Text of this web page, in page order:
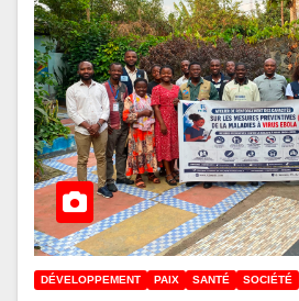
DÉVELOPPEMENT PAIX SANTÉ SOCIÉTÉ